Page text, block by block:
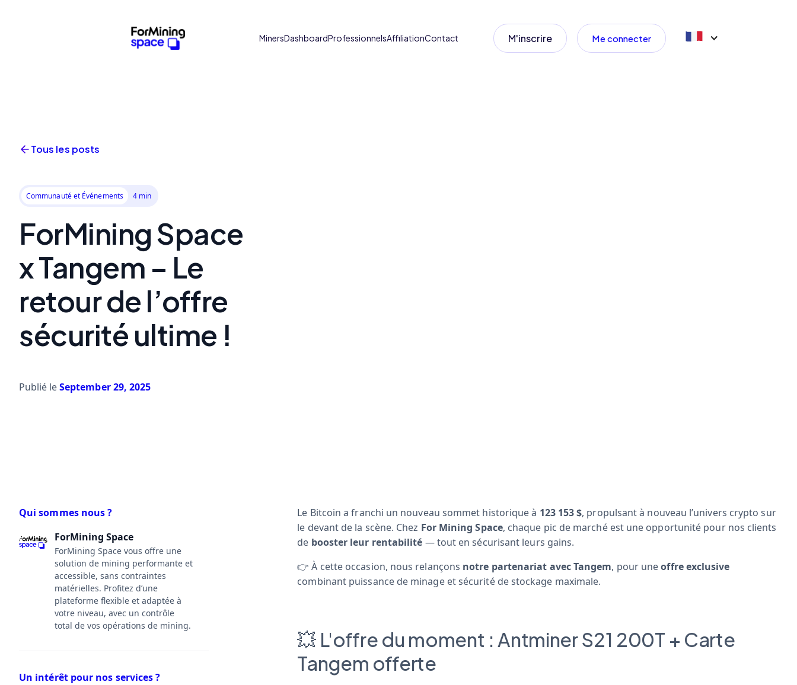
MinersDashboardProfessionnelsAffiliationContact M'inscrire Me connecter
Tous les posts
Communauté et Événements 4 min
ForMining Space
x Tangem – Le
retour de l’offre
sécurité ultime !
Publié leSeptember 29, 2025
Qui sommes nous ?
ForMining Space
ForMining Space vous offre une
solution de mining performante et
accessible, sans contraintes
matérielles. Profitez d’une
plateforme flexible et adaptée à
votre niveau, avec un contrôle
total de vos opérations de mining.
Un intérêt pour nos services ?
Le Bitcoin a franchi un nouveau sommet historique à 123 153 $, propulsant à nouveau l’univers crypto sur
le devant de la scène. Chez For Mining Space, chaque pic de marché est une opportunité pour nos clients
de booster leur rentabilité — tout en sécurisant leurs gains.
👉 À cette occasion, nous relançons notre partenariat avec Tangem, pour uneoffre exclusive
combinant puissance de minage et sécurité de stockage maximale.
💥 L'offre du moment : Antminer S21 200T + Carte
Tangem offerte